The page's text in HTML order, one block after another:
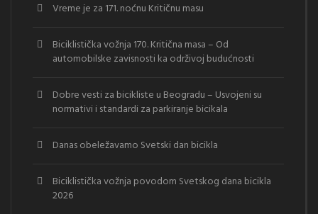
Vreme je za 171. noćnu Kritičnu masu
Biciklistička vožnja 170. Kritična masa – Od
automobilske zavisnosti ka održivoj budućnosti
Dobre vesti za bicikliste u Beogradu – Usvojeni su
normativi i standardi za parkiranje bicikala
Danas obeležavamo Svetski dan bicikla
Biciklistička vožnja povodom Svetskog dana bicikla
2026